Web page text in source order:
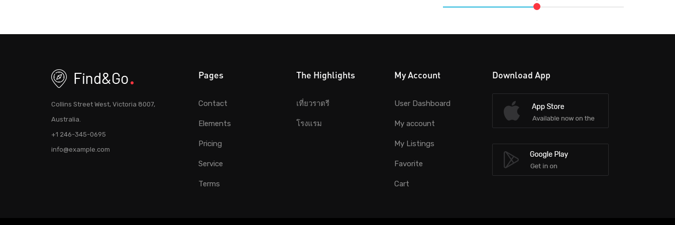
Collins Street West, Victoria 8007,
Australia.
+1 246-345-0695
info@example.com
Pages
Contact
Elements
Pricing
Service
Terms
The Highlights
เที่ยวราตรี
โรงแรม
My Account
User Dashboard
My account
My Listings
Favorite
Cart
Download App